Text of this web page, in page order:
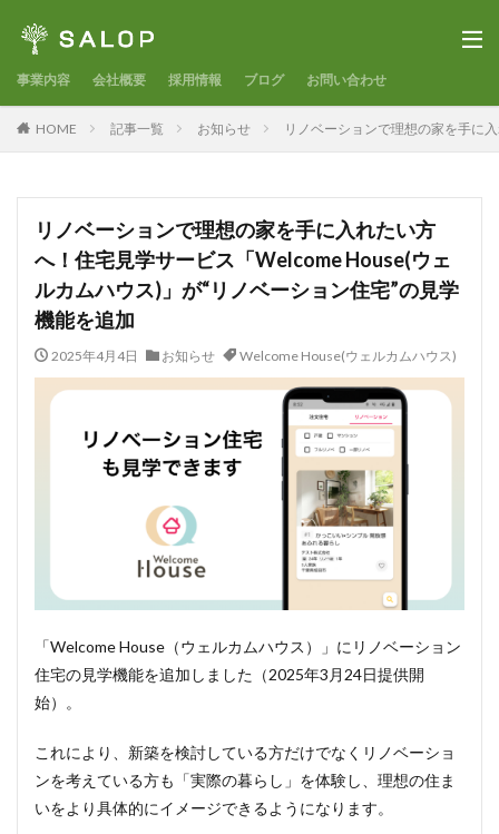
事業内容 会社概要 採用情報 ブログ お問い合わせ
HOME 記事一覧 お知らせ リノベーションで理想の家を手に
リノベーションで理想の家を手に入れたい方
へ！住宅見学サービス「Welcome House(ウェ
ルカムハウス)」が“リノベーション住宅”の見学
機能を追加
2025年4月4日 お知らせ Welcome House(ウェルカムハウス)
「Welcome House（ウェルカムハウス）」にリノベーション
住宅の見学機能を追加しました（2025年3月24日提供開
始）。
これにより、新築を検討している方だけでなくリノベーショ
ンを考えている方も「実際の暮らし」を体験し、理想の住ま
いをより具体的にイメージできるようになります。